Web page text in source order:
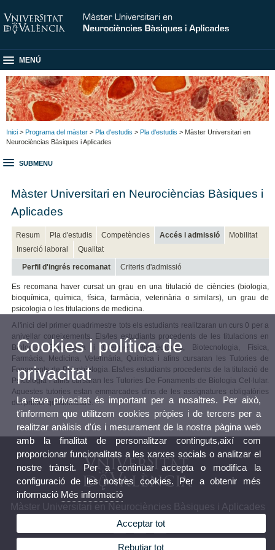
MENÚ
Inici > Programa del màster > Pla d'estudis > Pla d'estudis > Màster Universitari en
Neurocièncias Bàsiques i Aplicades
SUBMENU
Màster Universitari en Neurocièncias Bàsiques i
Aplicades
Resum Pla d'estudis Competències Accés i admissió
Mobilitat
Inserció laboral
Qualitat
Perfil d'ingrés recomanat Criteris d'admissió
Es recomana haver cursat un grau en una titulació de ciències (biologia,
bioquímica, química, física, farmàcia, veterinària o similars), un grau de
psicologia o les titulacions de medicina.
A l'inici del primer quadrimestre tots els estudiants realitzaran un curs 0 per a
anivellar coneixements. Els/les estudiants procedents de les titulacions en
Biologia, Bioquímica i Ciències Biomèdiques, Biotecnologia, Física,
Farmàcia, Medicina, Veterinària, Química i afins cursaran les Tutories de
Fonaments de Psicobiologia. Els/les estudiants procedents de la titulació de
Psicologia i afins cursaran les Tutories De Fonaments de Biologia Cel·lular.
Aquestes tutories estan emmarcades dins de les assignatures obligatòries
del primer quadrimestre.
Màster Universitari en Neurociències Bàsiques i Aplicades
Cookies i política de
privacitat
La teva privacitat és important per a nosaltres. Per això,
t'informem que utilitzem cookies pròpies i de tercers per a
realitzar anàlisis d'ús i mesurament de la nostra pàgina web
amb la finalitat de personalitzar continguts,així com
proporcionar funcionalitats a les xarxes socials o analitzar el
nostre trànsit. Per a continuar accepta o modifica la
configuració de les nostres cookies. Per a obtenir més
informació Més informació
Acceptar tot
Rebutjar tot